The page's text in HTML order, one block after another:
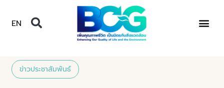
EN
ข่าวประชาสัมพันธ์